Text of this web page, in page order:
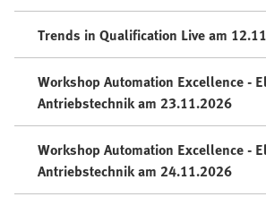
Trends in Qualification Live am
Workshop Automation Excellence -
Antriebstechnik am 23.11.2026
Workshop Automation Excellence -
Antriebstechnik am 24.11.2026